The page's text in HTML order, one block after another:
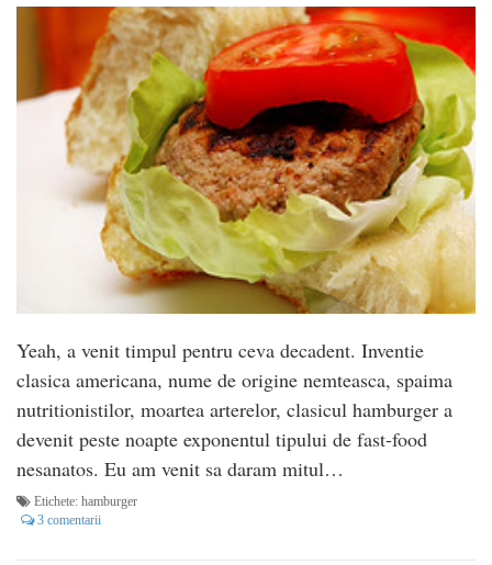
Yeah, a venit timpul pentru ceva decadent. Inventie
clasica americana, nume de origine nemteasca, spaima
nutritionistilor, moartea arterelor, clasicul hamburger a
devenit peste noapte exponentul tipului de fast-food
nesanatos. Eu am venit sa daram mitul…
Etichete: hamburger
3 comentarii